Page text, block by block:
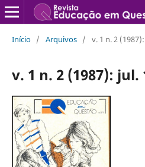
Início / Arquivos / v. 1 n. 2
v. 1 n. 2 (1987): jul.